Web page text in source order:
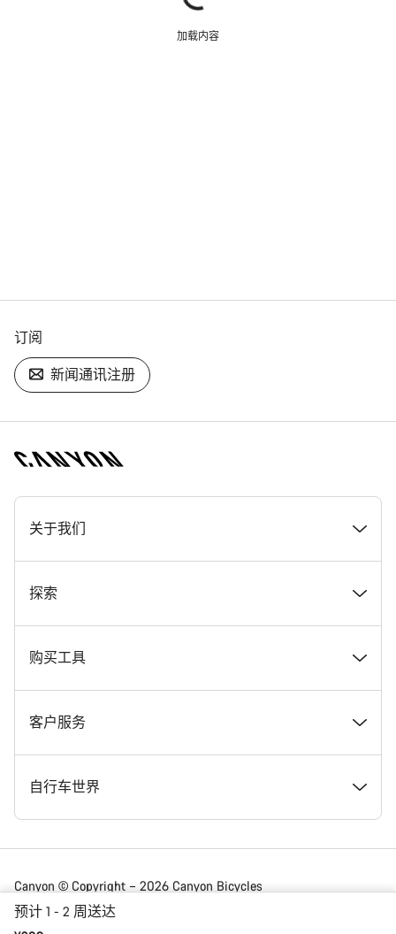
预计 1 - 2 周送达
加载内容
订阅
新闻通讯注册
[footer.linksList.title]
关于我们
奖项
在 Canyon 工作
Canyon 新闻发布室
条款和条件
法律披露
数据保护声明
探索
新闻和故事
提示和建议
Canyon Home Koblenz
会员礼遇
Canyon App
购买工具
找到您梦寐以求的 Canyon 自行车
现货自行车
找到您的 Canyon 尺寸
自行车对比
客户服务
支持中心
服务网点
送货
自行车世界
公路车
砾石车
Canyon © Copyright – 2026 Canyon Bicycles
GmbH – 保留所有权利